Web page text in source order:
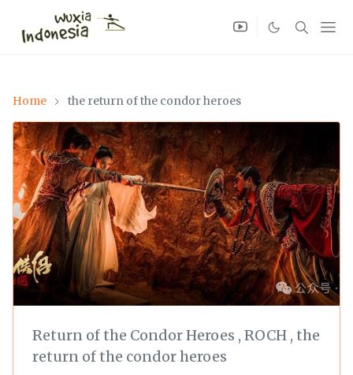
Home the return of the condor heroes
Return of the Condor Heroes , ROCH , the
return of the condor heroes